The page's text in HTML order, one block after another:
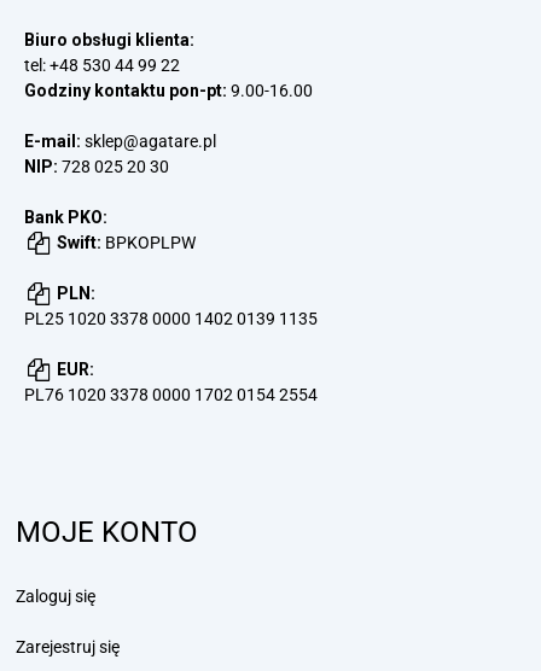
Biuro obsługi klienta:
tel:+48 530 44 99 22
Godziny kontaktu pon-pt: 9.00-16.00
E-mail: sklep@agatare.pl
NIP: 728 025 20 30
Bank PKO:
Swift: BPKOPLPW
PLN:
PL25 1020 3378 0000 1402 0139 1135
EUR:
PL76 1020 3378 0000 1702 0154 2554
MOJE KONTO
Zaloguj się
Zarejestruj się